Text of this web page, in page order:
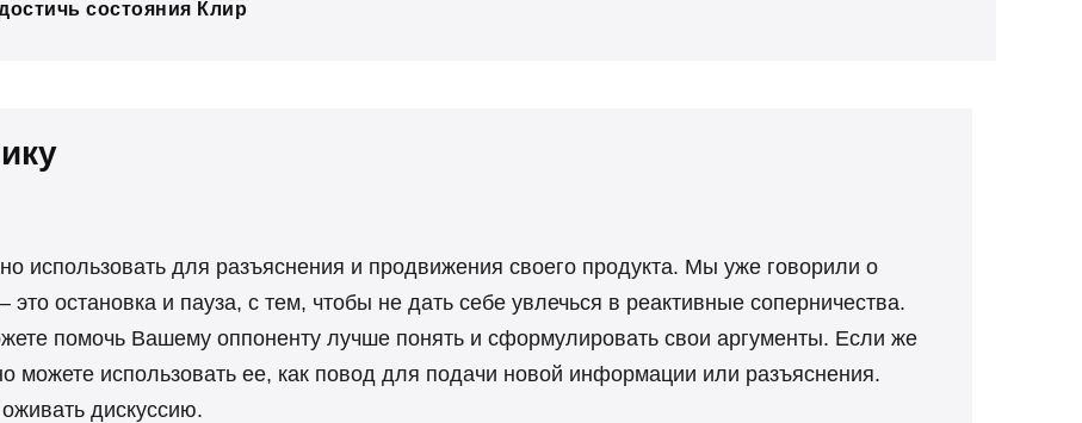
состояния Клир
использовать для разъяснения и продвижения своего продукта. Мы уже говорили о
остановка и пауза, с тем, чтобы не дать себе увлечься в реактивные соперничества.
помочь Вашему оппоненту лучше понять и сформулировать свои аргументы. Если же
можете использовать ее, как повод для подачи новой информации или разъяснения.
дискуссию.